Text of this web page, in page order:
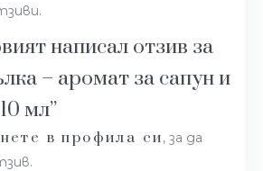
написал отзив за
– аромат за сапун и
мл”
в профила си, за да